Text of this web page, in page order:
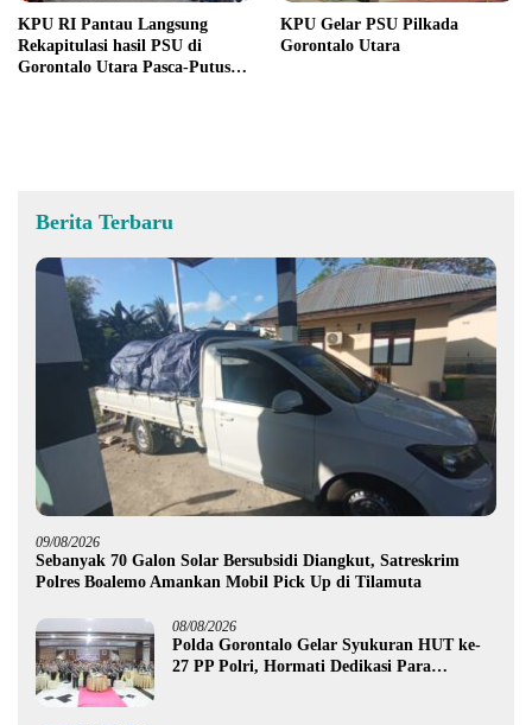
KPU RI Pantau Langsung
Rekapitulasi hasil PSU di
Gorontalo Utara Pasca-Putusan
KPU Gelar PSU Pilkada
Gorontalo Utara
Berita Terbaru
09/08/2026
Sebanyak 70 Galon Solar Bersubsidi Diangkut, Satreskrim
Polres Boalemo Amankan Mobil Pick Up di Tilamuta
08/08/2026
Polda Gorontalo Gelar Syukuran HUT ke-
27 PP Polri, Hormati Dedikasi Para